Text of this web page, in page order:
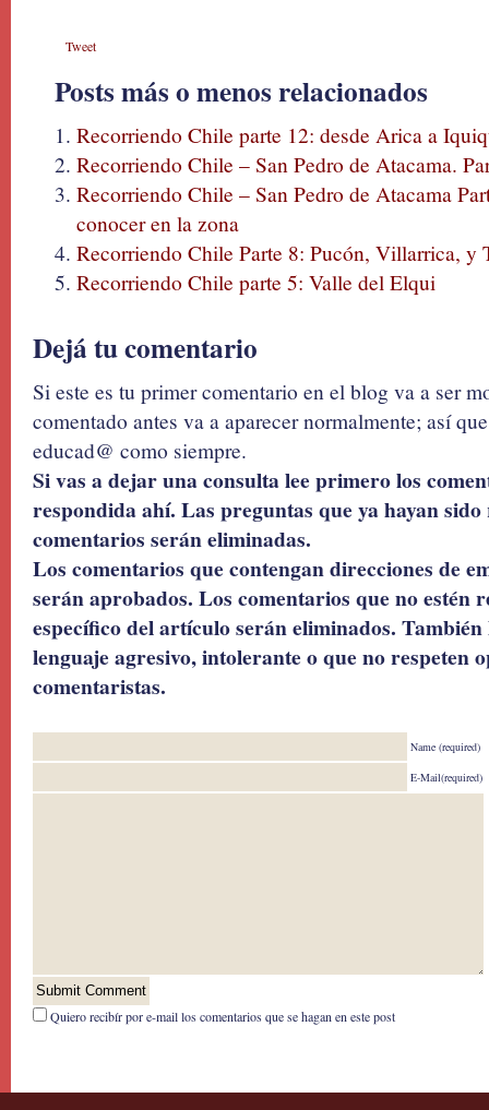
Tweet
Posts más o menos relacionados
Recorriendo Chile parte 12: desde Arica a
Recorriendo Chile – San Pedro de Atacama.
Recorriendo Chile – San Pedro de Atacama
conocer en la zona
Recorriendo Chile Parte 8: Pucón, Villarrica, y
Recorriendo Chile parte 5: Valle del Elqui
Dejá tu comentario
Si este es tu primer comentario en el blog va a ser
comentado antes va a aparecer normalmente; así
educad@ como siempre.
Si vas a dejar una consulta lee primero los
respondida ahí. Las preguntas que ya hayan
comentarios serán eliminadas.
Los comentarios que contengan direcciones de
serán aprobados. Los comentarios que no estén
específico del artículo serán eliminados.
lenguaje agresivo, intolerante o que no respeten
comentaristas.
Name (required)
E-Mail(required)
Quiero recibír por e-mail los comentarios que se hagan en este post